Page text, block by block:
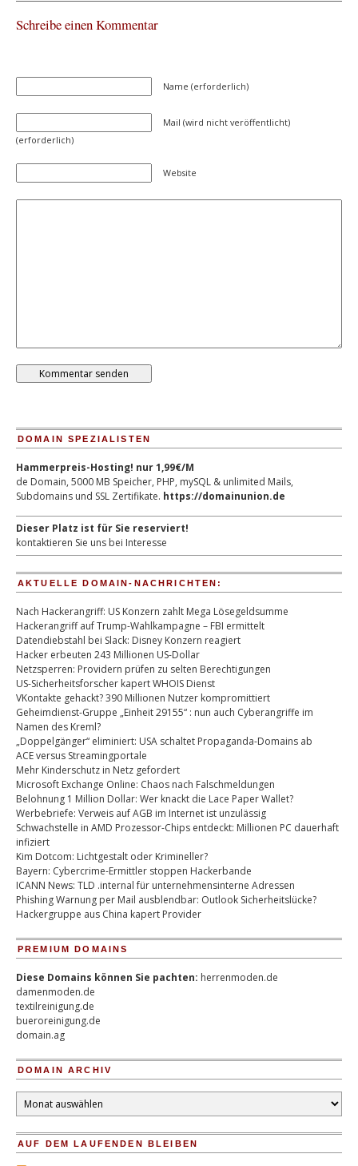
Schreibe einen Kommentar
Name (erforderlich)
Mail (wird nicht veröffentlicht)
(erforderlich)
Website
DOMAIN SPEZIALISTEN
Hammerpreis-Hosting! nur 1,99€/M
de Domain, 5000 MB Speicher, PHP, mySQL & unlimited Mails,
Subdomains und SSL Zertifikate. https://domainunion.de
Dieser Platz ist für Sie reserviert!
kontaktieren Sie uns bei Interesse
AKTUELLE DOMAIN-NACHRICHTEN:
Nach Hackerangriff: US Konzern zahlt Mega Lösegeldsumme
Hackerangriff auf Trump-Wahlkampagne – FBI ermittelt
Datendiebstahl bei Slack: Disney Konzern reagiert
Hacker erbeuten 243 Millionen US-Dollar
Netzsperren: Providern prüfen zu selten Berechtigungen
US-Sicherheitsforscher kapert WHOIS Dienst
VKontakte gehackt? 390 Millionen Nutzer kompromittiert
Geheimdienst-Gruppe „Einheit 29155“ : nun auch Cyberangriffe im
Namen des Kreml?
„Doppelgänger“ eliminiert: USA schaltet Propaganda-Domains ab
ACE versus Streamingportale
Mehr Kinderschutz in Netz gefordert
Microsoft Exchange Online: Chaos nach Falschmeldungen
Belohnung 1 Million Dollar: Wer knackt die Lace Paper Wallet?
Werbebriefe: Verweis auf AGB im Internet ist unzulässig
Schwachstelle in AMD Prozessor-Chips entdeckt: Millionen PC dauerhaft
infiziert
Kim Dotcom: Lichtgestalt oder Krimineller?
Bayern: Cybercrime-Ermittler stoppen Hackerbande
ICANN News: TLD .internal für unternehmensinterne Adressen
Phishing Warnung per Mail ausblendbar: Outlook Sicherheitslücke?
Hackergruppe aus China kapert Provider
PREMIUM DOMAINS
Diese Domains können Sie pachten: herrenmoden.de
damenmoden.de
textilreinigung.de
bueroreinigung.de
domain.ag
DOMAIN ARCHIV
Domain
Archiv
AUF DEM LAUFENDEN BLEIBEN